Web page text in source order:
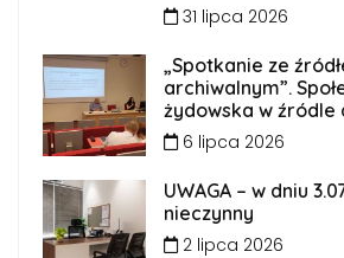
31 lipca 2026
„Spotkanie ze
archiwalnym”.
żydowska w źródle
6 lipca 2026
UWAGA – w dniu
nieczynny
2 lipca 2026